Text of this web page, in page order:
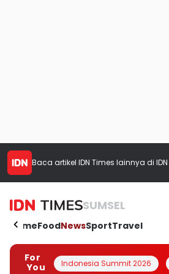
Baca artikel IDN Times lainnya di
SUMSEL
HomeFoodNewsSportTravel
For
You
Indonesia Summit 2026